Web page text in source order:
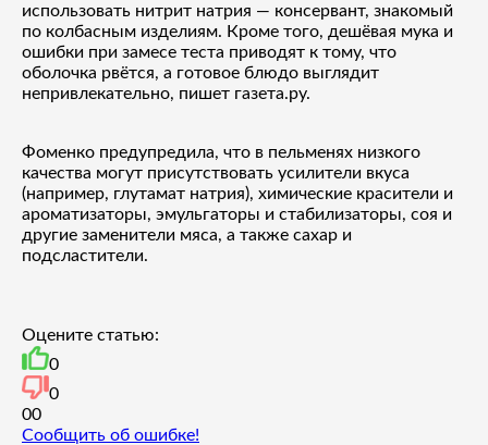
использовать нитрит натрия — консервант, знакомый
по колбасным изделиям. Кроме того, дешёвая мука и
ошибки при замесе теста приводят к тому, что
оболочка рвётся, а готовое блюдо выглядит
непривлекательно, пишет газета.ру.
Фоменко предупредила, что в пельменях низкого
качества могут присутствовать усилители вкуса
(например, глутамат натрия), химические красители и
ароматизаторы, эмульгаторы и стабилизаторы, соя и
другие заменители мяса, а также сахар и
подсластители.
Оцените статью:
0
0
00
Сообщить об ошибке!